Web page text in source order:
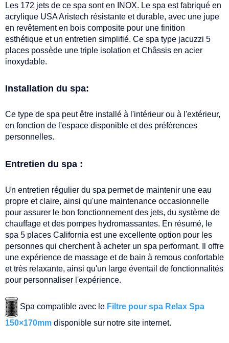
Les 172 jets de ce spa sont en INOX. Le spa est fabriqué en
acrylique USA Aristech résistante et durable, avec une jupe
en revêtement en bois composite pour une finition
esthétique et un entretien simplifié. Ce spa type jacuzzi 5
places possède une triple isolation et Châssis en acier
inoxydable.
Installation du spa:
Ce type de spa peut être installé à l'intérieur ou à l'extérieur,
en fonction de l'espace disponible et des préférences
personnelles.
Entretien du spa :
Un entretien régulier du spa permet de maintenir une eau
propre et claire, ainsi qu'une maintenance occasionnelle
pour assurer le bon fonctionnement des jets, du système de
chauffage et des pompes hydromassantes. En résumé, le
spa 5 places California est une excellente option pour les
personnes qui cherchent à acheter un spa performant. Il offre
une expérience de massage et de bain à remous confortable
et très relaxante, ainsi qu'un large éventail de fonctionnalités
pour personnaliser l'expérience.
Spa compatible avec le Filtre pour spa Relax Spa
150×170mm disponible sur notre site internet.